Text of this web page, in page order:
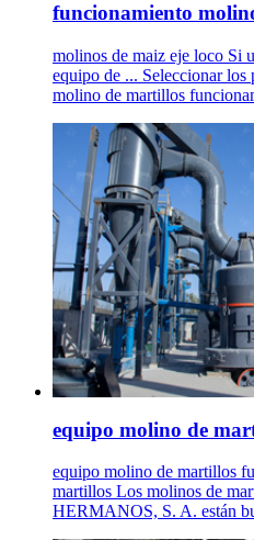
funcionamiento
molinos de maiz eje loco Si
equipo de ... Seleccionar los
molino de martillos
equipo molino de
equipo molino de martillos
martillos Los molinos de
HERMANOS, S. A. están